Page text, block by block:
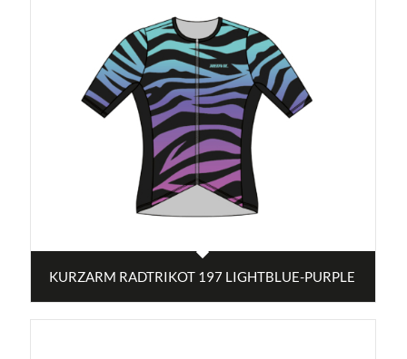
KURZARM RADTRIKOT 197 LIGHTBLUE-PURPLE